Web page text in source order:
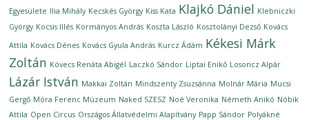
Egyesülete Ilia Mihály Kecskés György Kiss Kata Klajkó Dániel Klebniczki
György Kocsis Illés Kormányos András Koszta László Kosztolányi Dezső Kovács
Attila Kovács Dénes Kovács Gyula András Kurcz Ádám Kékesi Márk
Zoltán Kövecs Renáta Abigél Laczkó Sándor Liptai Enikő Losoncz Alpár
Lázár István Makkai Zoltán Mindszenty Zsuzsánna Molnár Mária Mucsi
Gergő Móra Ferenc Múzeum Naked SZESZ Noé Veronika Németh Anikó Nóbik
Attila Open Circus Országos Állatvédelmi Alapítvány Papp Sándor Polyákné